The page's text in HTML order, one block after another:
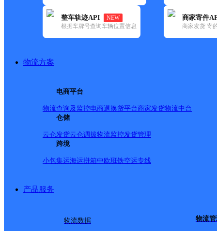
整车轨迹API
NEW
根据车牌号查询车辆位置信息
商家寄件
商家发货 寄
物流方案
电商平台
物流查询及监控电商退换货平台商家发货物流中台
仓储
云仓发货云仓调拨物流监控发货管理
跨境
小包集运海运拼箱中欧班铁空运专线
产品服务
物流数据 物流
更新时间：2022-07-14 00:00:00
所属快递：韵达速递
所属区域：广东省-云浮市-云城区
网点地址：广东省云浮市云城区云城街道罗沙农业银行旁
网点负责人：